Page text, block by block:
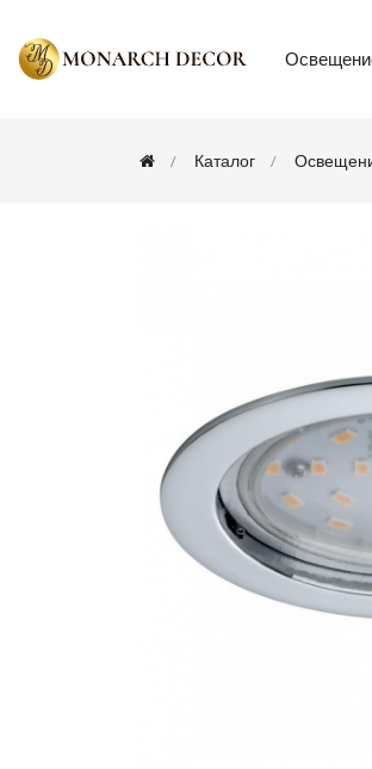
Каталог